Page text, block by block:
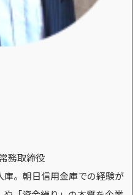
務取締役
。朝日信用金庫での経験が